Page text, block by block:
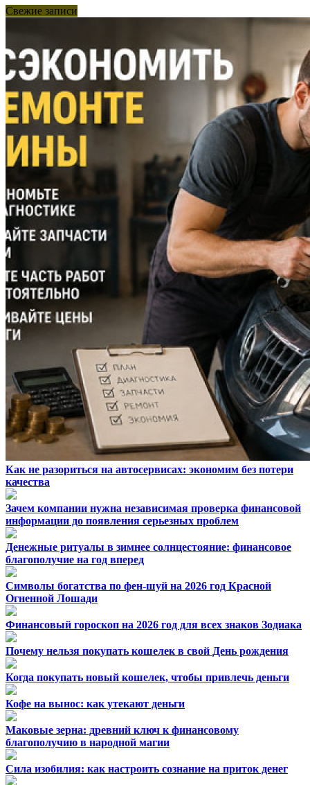
Свежие записи
Как не разориться на автосервисах: экономим без потери
качества
Зачем компании нужна независимая проверка финансовой
информации до появления серьезных проблем
Денежные ритуалы в зимнее солнцестояние: финансовое
благополучие на год вперед
Символы богатства по фен-шуй на 2026 год Красной
Огненной Лошади
Финансовый гороскоп на 2026 год для всех знаков Зодиака
Почему нельзя покупать кошелек в свой День рождения
Когда покупать новый кошелек, чтобы привлечь деньги
Кофе на вынос: как утекают деньги
Маковые зерна: древний ключ к финансовому
благополучию в народной магии
Сила изобилия: как настроить сознание на приток денег